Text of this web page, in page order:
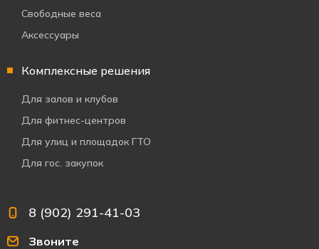
Свободные веса
Аксессуары
Комплексные решения
Для залов и клубов
Для фитнес-центров
Для улиц и площадок ГТО
Для гос. закупок
8 (902) 291-41-03
Звоните